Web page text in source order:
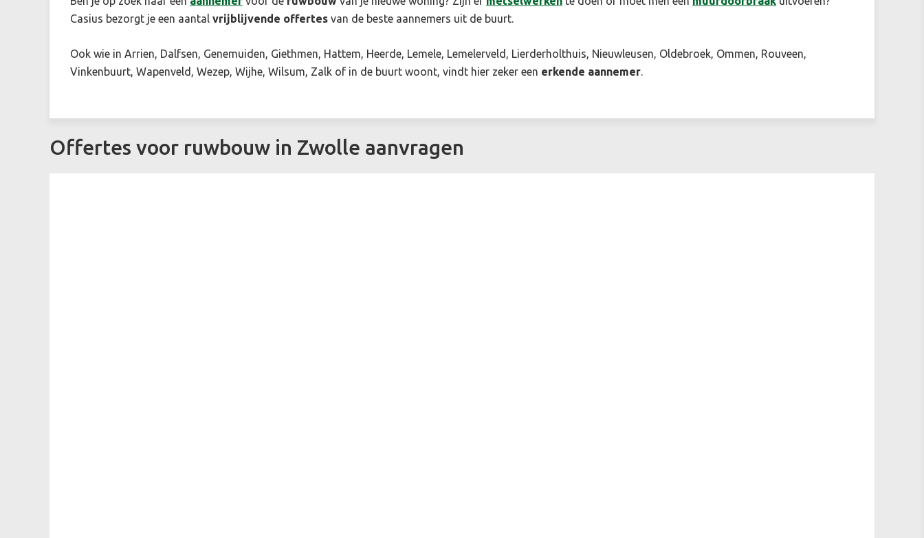
Casius bezorgt je een aantal vrijblijvende offertes van de beste aannemers uit de buurt.
Ook wie in Arrien, Dalfsen, Genemuiden, Giethmen, Hattem, Heerde, Lemele, Lemelerveld, Lierderholthuis, Nieuwleusen, Oldebroek, Ommen, Rouveen,
Vinkenbuurt, Wapenveld, Wezep, Wijhe, Wilsum, Zalk of in de buurt woont, vindt hier zeker een erkende aannemer.
Offertes voor ruwbouw in Zwolle aanvragen